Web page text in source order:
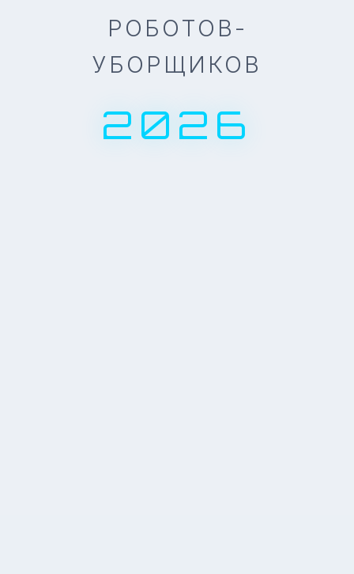
РОБОТОВ-
УБОРЩИКОВ
2026